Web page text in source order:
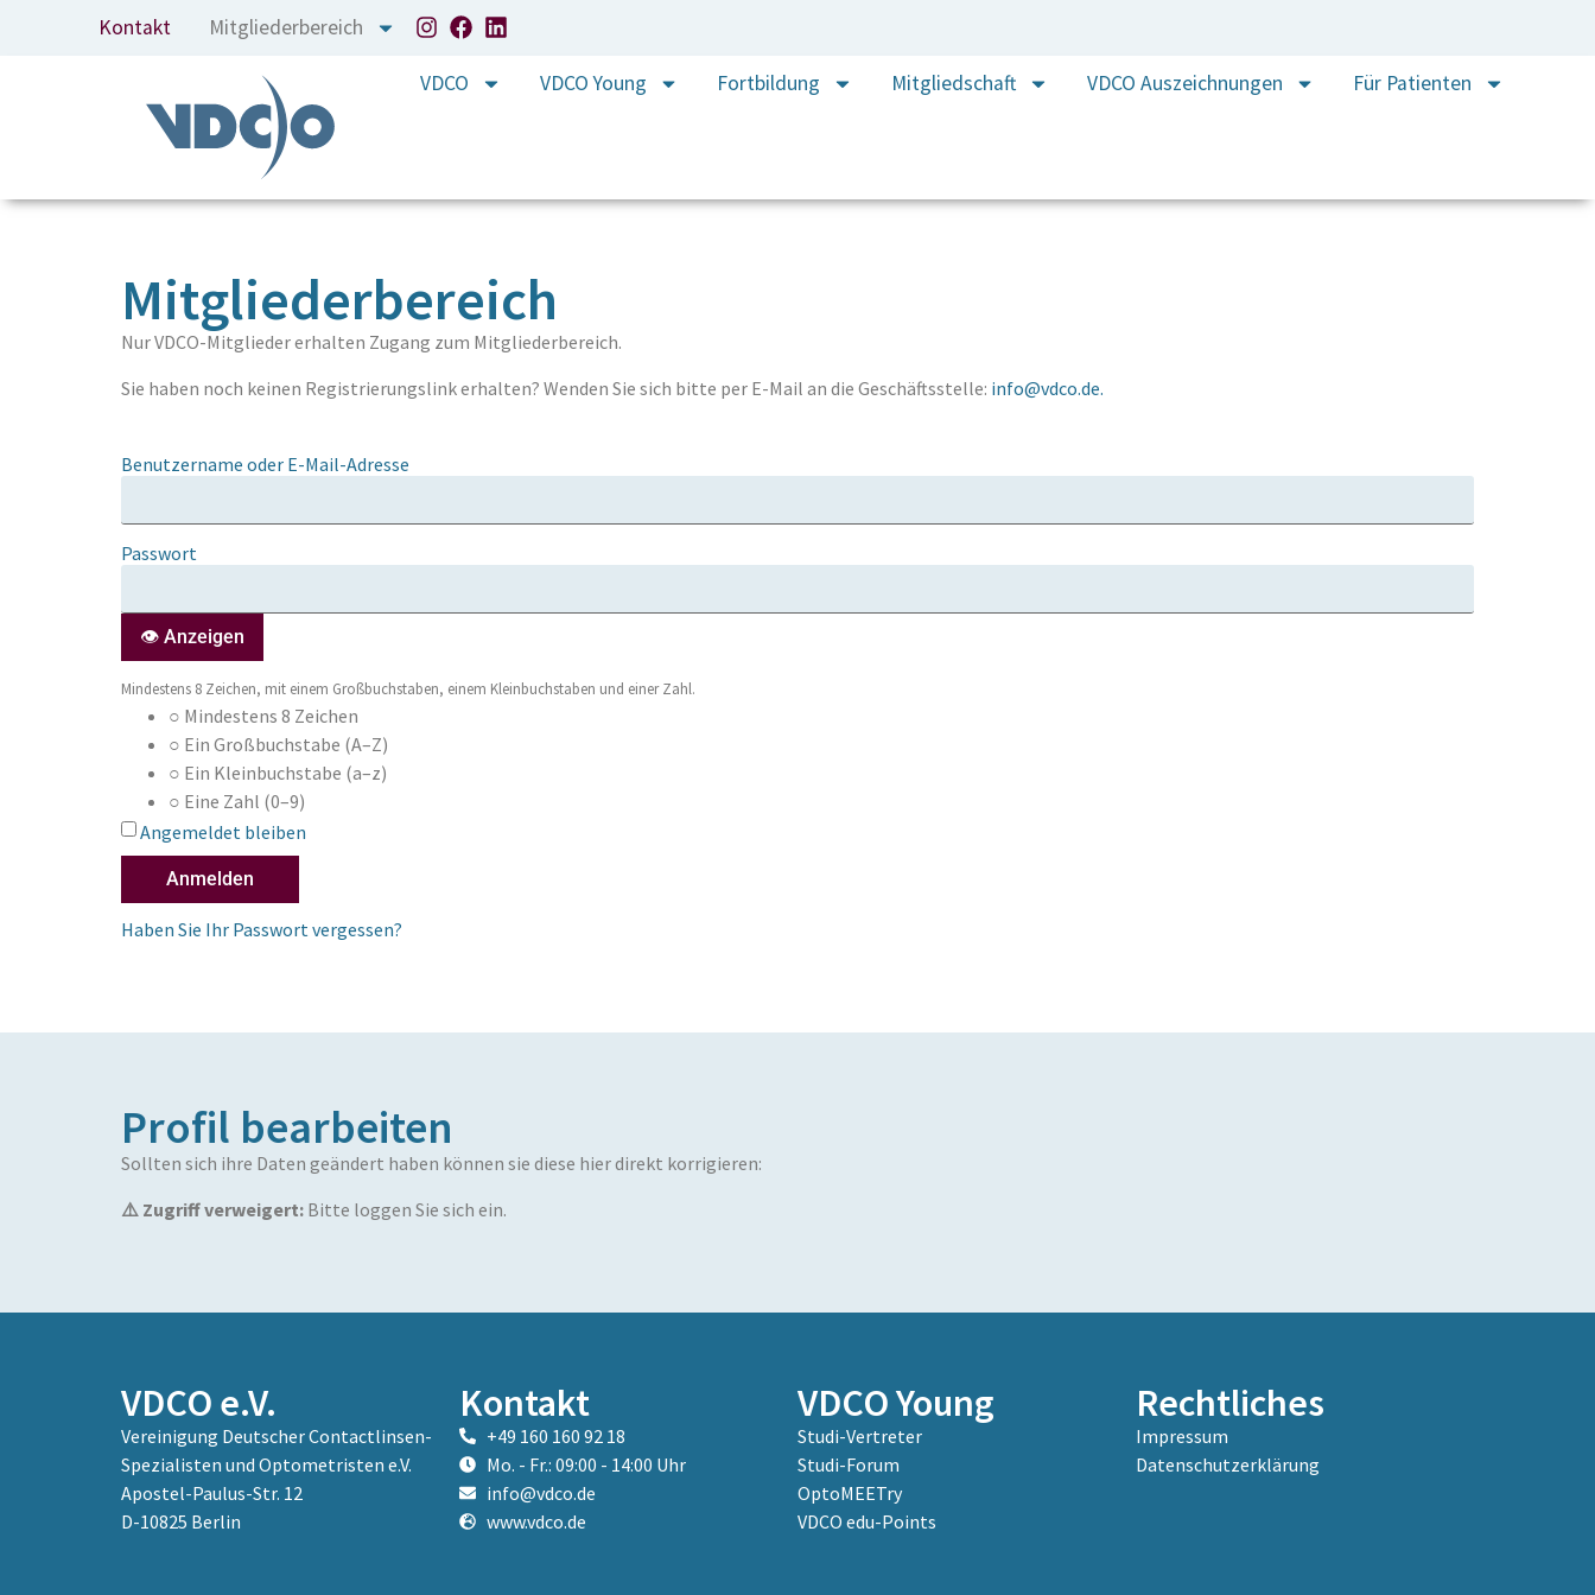
Kontakt Mitgliederbereich
VDCO VDCO Young Fortbildung Mitgliedschaft VDCO Auszeichnungen Für Patienten
Mitgliederbereich
Nur VDCO-Mitglieder erhalten Zugang zum Mitgliederbereich.
Sie haben noch keinen Registrierungslink erhalten? Wenden Sie sich bitte per E-Mail an die Geschäftsstelle: info@vdco.de.
Benutzername oder E-Mail-Adresse
Passwort
👁 Anzeigen
Mindestens 8 Zeichen, mit einem Großbuchstaben, einem Kleinbuchstaben und einer Zahl.
○ Mindestens 8 Zeichen
○ Ein Großbuchstabe (A–Z)
○ Ein Kleinbuchstabe (a–z)
○ Eine Zahl (0–9)
Angemeldet bleiben
Haben Sie Ihr Passwort vergessen?
Profil bearbeiten
Sollten sich ihre Daten geändert haben können sie diese hier direkt korrigieren:
⚠️ Zugriff verweigert: Bitte loggen Sie sich ein.
VDCO e.V.
Vereinigung Deutscher Contactlinsen-
Spezialisten und Optometristen e.V.
Apostel-Paulus-Str. 12
D-10825 Berlin
Kontakt
+49 160 160 92 18
Mo. - Fr.: 09:00 - 14:00 Uhr
info@vdco.de
www.vdco.de
VDCO Young
Studi-Vertreter
Studi-Forum
OptoMEETry
VDCO edu-Points
Rechtliches
Impressum
Datenschutzerklärung